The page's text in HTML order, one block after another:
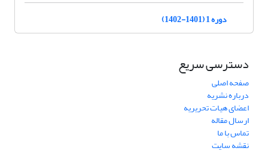
دوره 1 (1401-1402)
دسترسی سریع
صفحه اصلی
درباره نشریه
اعضای هیات تحریریه
ارسال مقاله
تماس با ما
نقشه سایت